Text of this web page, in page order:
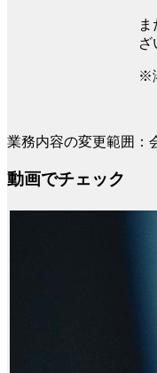
※
業務内容の変更範囲：
動画でチェック